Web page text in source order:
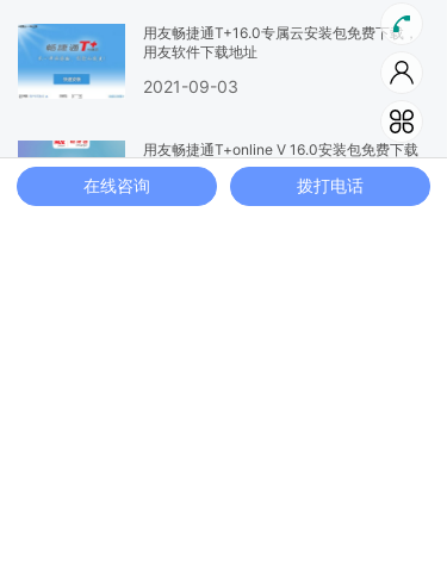
用友畅捷通T+16.0专属云安装包免费下载，
用友软件下载地址
2021-09-03
用友畅捷通T+online V 16.0安装包免费下载
2021-09-03
在线咨询 拨打电话